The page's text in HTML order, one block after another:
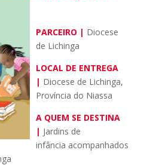
PARCEIRO | Diocese
de Lichinga
LOCAL DE ENTREGA
| Diocese de Lichinga,
Província do Niassa
A QUEM SE DESTINA
| Jardins de
infância acompanhados